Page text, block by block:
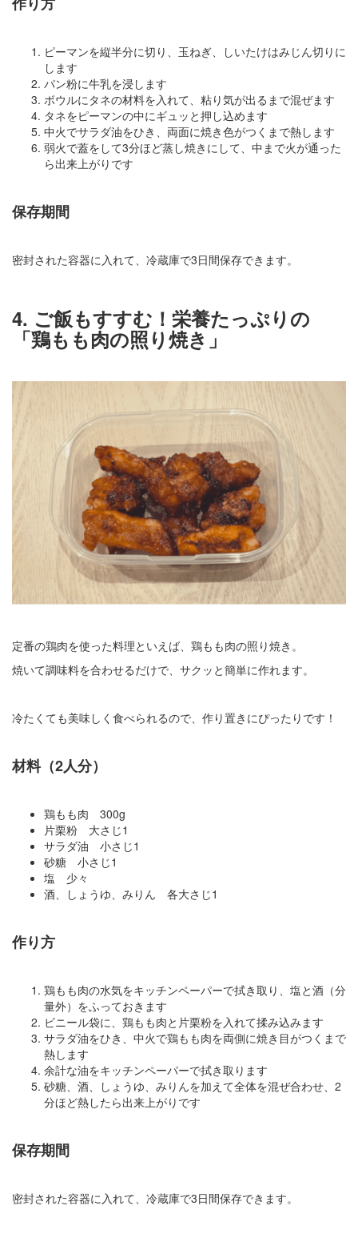
ピーマンを縦半分に切り、玉ねぎ、しいたけはみじん切りに
します
パン粉に牛乳を浸します
ボウルにタネの材料を入れて、粘り気が出るまで混ぜます
タネをピーマンの中にギュッと押し込めます
中火でサラダ油をひき、両面に焼き色がつくまで熱します
弱火で蓋をして3分ほど蒸し焼きにして、中まで火が通った
ら出来上がりです
保存期間
密封された容器に入れて、冷蔵庫で3日間保存できます。
4. ご飯もすすむ！栄養たっぷりの
「鶏もも肉の照り焼き」
定番の鶏肉を使った料理といえば、鶏もも肉の照り焼き。
焼いて調味料を合わせるだけで、サクッと簡単に作れます。
冷たくても美味しく食べられるので、作り置きにぴったりです！
材料（2人分）
鶏もも肉 300g
片栗粉 大さじ1
サラダ油 小さじ1
砂糖 小さじ1
塩 少々
酒、しょうゆ、みりん 各大さじ1
作り方
鶏もも肉の水気をキッチンペーパーで拭き取り、塩と酒（分
量外）をふっておきます
ビニール袋に、鶏もも肉と片栗粉を入れて揉み込みます
サラダ油をひき、中火で鶏もも肉を両側に焼き目がつくまで
熱します
余計な油をキッチンペーパーで拭き取ります
砂糖、酒、しょうゆ、みりんを加えて全体を混ぜ合わせ、2
分ほど熱したら出来上がりです
保存期間
密封された容器に入れて、冷蔵庫で3日間保存できます。